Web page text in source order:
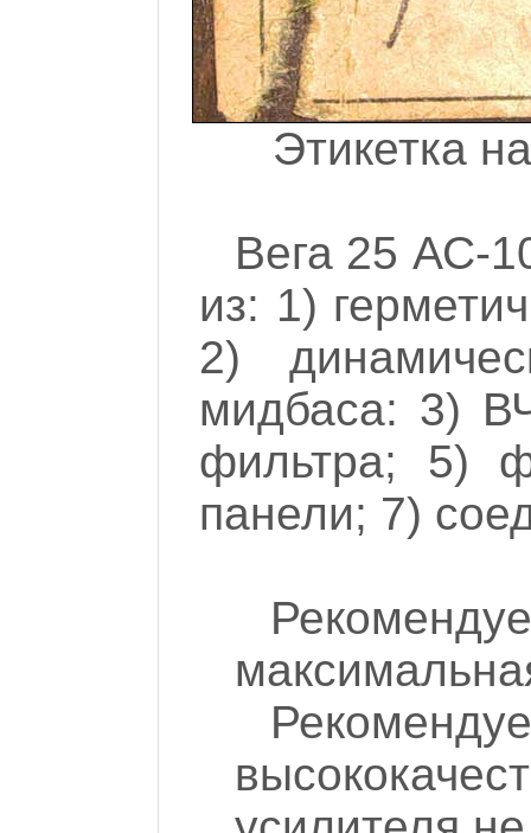
Этикетка
Вега 25 АС-
из: 1)
2)
мидбаса: 3)
фильтра; 5)
панели; 7)